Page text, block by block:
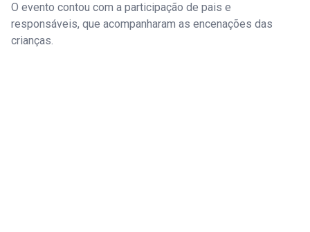
O evento contou com a participação de pais e
responsáveis, que acompanharam as encenações das
crianças.